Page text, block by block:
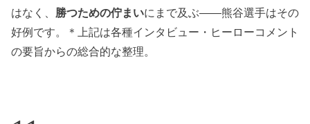
はなく、 勝つための佇まいにまで及ぶ——熊谷選手はその
好例です。＊上記は各種インタビュー・ヒーローコメント
の要旨からの総合的な整理。